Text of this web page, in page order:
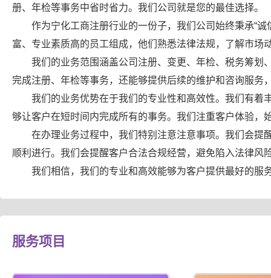
册、年检等事务中省时省力。我们公司就是您的最佳选择。
作为宁化工商注册行业的一份子，我们公司始终秉承“
富、专业素质高的员工组成，他们熟悉法律法规，了解市场
我们的业务范围涵盖公司注册、变更、年检、税务筹划
完成注册、年检等事务，还能够提供后续的维护和咨询服务
我们的业务优势在于我们的专业性和高效性。我们有着
够让客户在短时间内完成所有的事务。我们注重客户体验，
在办理业务过程中，我们特别注意注意事项。我们会提
顺利进行。我们会提醒客户合法合规经营，避免陷入法律风
我们相信，我们的专业和高效能够为客户提供最好的服
服务项目